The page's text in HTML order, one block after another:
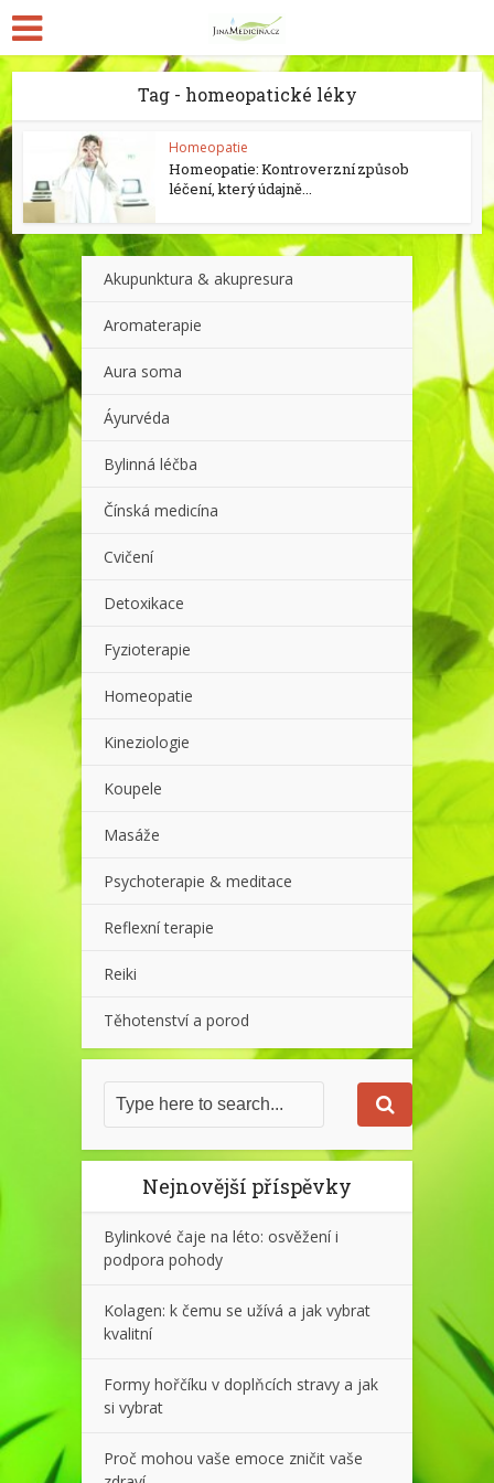
Tag - homeopatické léky
Homeopatie
Homeopatie: Kontroverzní způsob
léčení, který údajně...
Akupunktura & akupresura
Aromaterapie
Aura soma
Áyurvéda
Bylinná léčba
Čínská medicína
Cvičení
Detoxikace
Fyzioterapie
Homeopatie
Kineziologie
Koupele
Masáže
Psychoterapie & meditace
Reflexní terapie
Reiki
Těhotenství a porod
Nejnovější příspěvky
Bylinkové čaje na léto: osvěžení i
podpora pohody
Kolagen: k čemu se užívá a jak vybrat
kvalitní
Formy hořčíku v doplňcích stravy a jak
si vybrat
Proč mohou vaše emoce zničit vaše